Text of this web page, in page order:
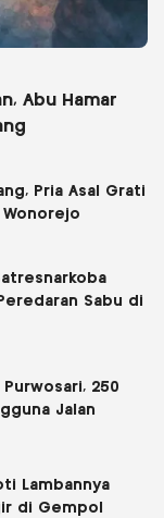
Abu Hamar
Pria Asal Grati
Wonorejo
Sabu di
250
Jalan
Lambannya
di Gempol